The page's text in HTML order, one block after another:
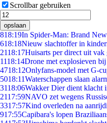
Scrollbar gebruiken
opslaan
818:19In Spider-Man: Brand
618:18Nieuw slachtoffer in
2118:17Huisarts per direct uit
1118:14Drone met explosieven
4718:12Onlyfans-model met G-
5018:11Waterschappen slaan
3118:06Wakker Dier dient klacht
2117:59NAVO zet wegens
3317:57Kind overleden na
917:55Capibara's lopen